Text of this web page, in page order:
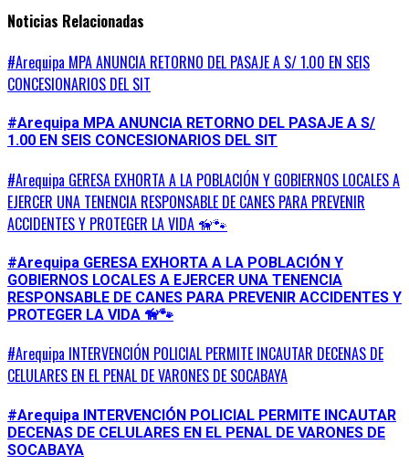
Noticias Relacionadas
#Arequipa MPA ANUNCIA RETORNO DEL PASAJE A S/ 1.00 EN SEIS
CONCESIONARIOS DEL SIT
#Arequipa MPA ANUNCIA RETORNO DEL PASAJE A S/
1.00 EN SEIS CONCESIONARIOS DEL SIT
#Arequipa GERESA EXHORTA A LA POBLACIÓN Y GOBIERNOS LOCALES A
EJERCER UNA TENENCIA RESPONSABLE DE CANES PARA PREVENIR
ACCIDENTES Y PROTEGER LA VIDA 🦮🐾
#Arequipa GERESA EXHORTA A LA POBLACIÓN Y
GOBIERNOS LOCALES A EJERCER UNA TENENCIA
RESPONSABLE DE CANES PARA PREVENIR ACCIDENTES Y
PROTEGER LA VIDA 🦮🐾
#Arequipa INTERVENCIÓN POLICIAL PERMITE INCAUTAR DECENAS DE
CELULARES EN EL PENAL DE VARONES DE SOCABAYA
#Arequipa INTERVENCIÓN POLICIAL PERMITE INCAUTAR
DECENAS DE CELULARES EN EL PENAL DE VARONES DE
SOCABAYA